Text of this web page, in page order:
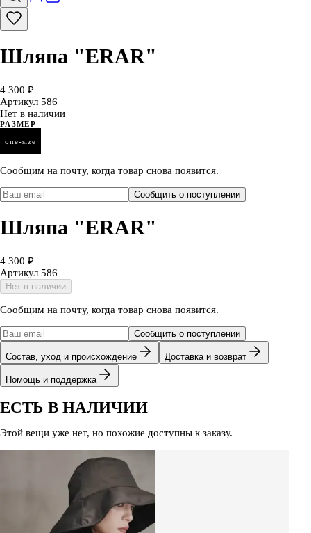
Шляпа "ERAR"
4 300 ₽
Артикул 586
Нет в наличии
РАЗМЕР
one-size
Сообщим на почту, когда товар снова появится.
Сообщить о поступлении
Шляпа "ERAR"
4 300 ₽
Артикул 586
Нет в наличии
Сообщим на почту, когда товар снова появится.
Сообщить о поступлении
Состав, уход и происхождение Доставка и возврат
Помощь и поддержка
ЕСТЬ В НАЛИЧИИ
Этой вещи уже нет, но похожие доступны к заказу.